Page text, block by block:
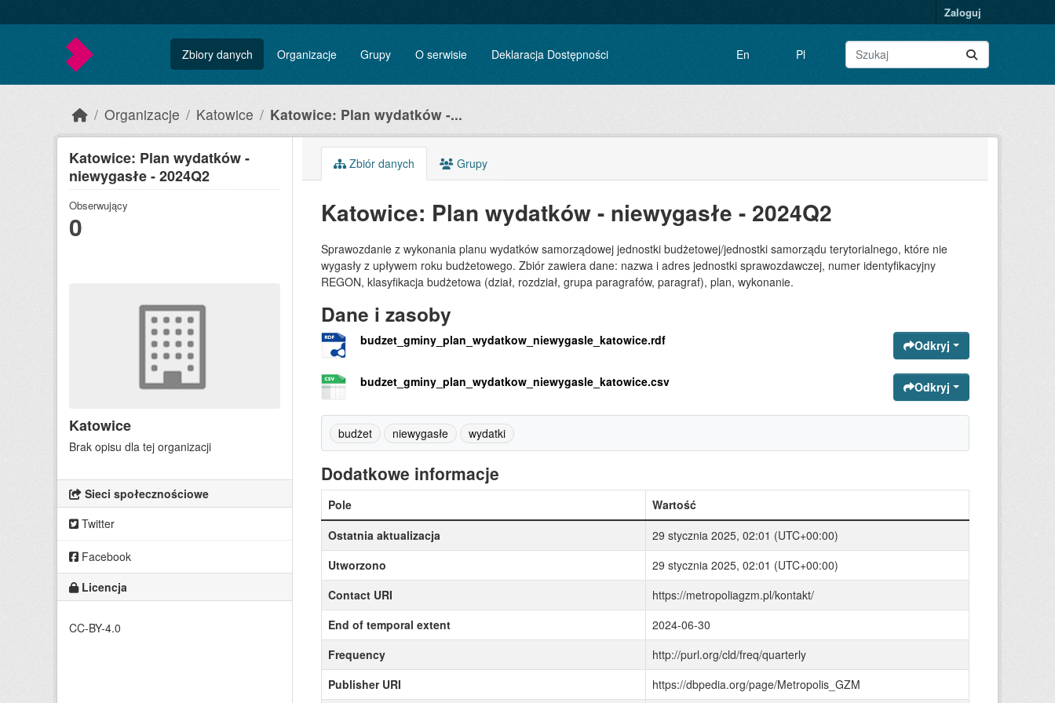
Zaloguj
Zbiory danych Organizacje Grupy O serwisie Deklaracja Dostępności En Pl
Organizacje Katowice Katowice: Plan wydatków -...
Katowice: Plan wydatków -
niewygasłe - 2024Q2
Obserwujący
0
Katowice
Brak opisu dla tej organizacji
Sieci społecznościowe
Twitter
Facebook
Licencja
CC-BY-4.0
Zbiór danych Grupy
Katowice: Plan wydatków - niewygasłe - 2024Q2
Sprawozdanie z wykonania planu wydatków samorządowej jednostki budżetowej/jednostki samorządu terytorialnego, które nie
wygasły z upływem roku budżetowego. Zbiór zawiera dane: nazwa i adres jednostki sprawozdawczej, numer identyfikacyjny
REGON, klasyfikacja budżetowa (dział, rozdział, grupa paragrafów, paragraf), plan, wykonanie.
Dane i zasoby
budzet_gminy_plan_wydatkow_niewygasle_katowice.rdf Odkryj
budzet_gminy_plan_wydatkow_niewygasle_katowice.csv Odkryj
budżet niewygasłe wydatki
Dodatkowe informacje
Pole
Wartość
Ostatnia aktualizacja
29 stycznia 2025, 02:01 (UTC+00:00)
Utworzono
29 stycznia 2025, 02:01 (UTC+00:00)
Contact URI
https://metropoliagzm.pl/kontakt/
End of temporal extent
2024-06-30
Frequency
http://purl.org/cld/freq/quarterly
Publisher URI
https://dbpedia.org/page/Metropolis_GZM